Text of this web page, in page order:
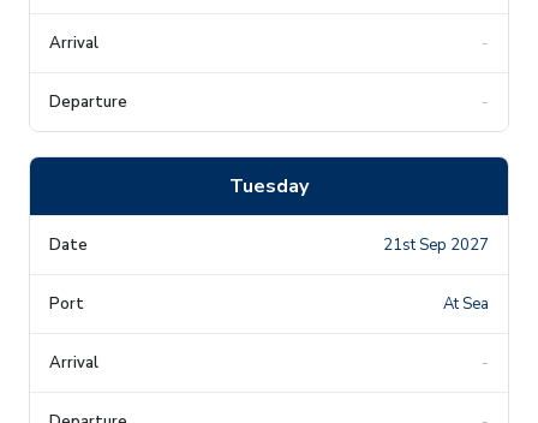
-
-
Tuesday
21st Sep 2027
At Sea
-